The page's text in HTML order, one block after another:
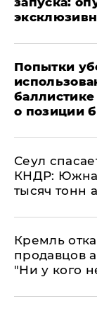
Попытки
о позиции
​Сеул
КНДР:
тысяч тонн
Кремль
продавцов
"Ни у кого